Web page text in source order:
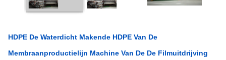
HDPE De Waterdicht Makende HDPE Van De
Membraanproductielijn Machine Van De De Filmuitdrijving